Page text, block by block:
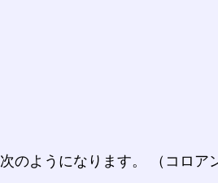
次のようになります。 （コロア